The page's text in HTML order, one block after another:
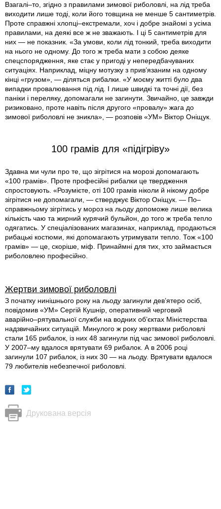
Взагалі–то, згідно з правилами зимової риболовлі, на лід треба
виходити лише тоді, коли його товщина не менше 5 сантиметрів.
Проте справжні хлопці–екстремали, хоч і добре знайомі з усіма
правилами, на деякі все ж не зважають. І ці 5 сантиметрів для
них — не показник. «За умови, коли лід тонкий, треба виходити
на нього не одному. До того ж треба мати з собою деяке
спецспорядження, яке стає у пригоді у непередбачуваних
ситуаціях. Наприклад, міцну мотузку з прив’язаним на одному
кінці «грузом», — діляться рибалки. «У моєму житті було два
випадки провалювання під лід. І лише швидкі та точні дії, без
паніки і переляку, допомагали не загинути. Звичайно, це завжди
ризиковано, проте навіть після другого «провалу» жага до
зимової риболовлі не зникла», — розповів «УМ» Віктор Оніщук.
100 грамів для «підігріву»
Здавна ми чули про те, що зігрітися на морозі допомагають
«100 грамів». Проте професійні рибалки це твердження
спростовують. «Розумієте, оті 100 грамів ніколи й нікому добре
зігрітися не допомагали, — стверджує Віктор Оніщук. — По–
справжньому зігрітись у мороз на льоду допоможе лише велика
кількість чаю та жирний курячий бульйон, до того ж треба тепло
одягатись. У спеціалізованих магазинах, наприклад, продаються
рибацькі костюми, які допомагають утримувати тепло. Тож «100
грамів» — це, скоріше, міф. Принаймні для тих, хто займається
риболовлею професійно.
Жертви зимової риболовлі
З початку нинішнього року на льоду загинули дев’ятеро осіб,
повідомив «УМ» Сергій Кушнір, оперативний черговий
аварійно–рятувальної служби на водних об’єктах Міністерства
надзвичайних ситуацій. Минулого ж року жертвами риболовлі
стали 165 рибалок, із них 48 загинули під час зимової риболовлі.
У 2007–му вдалося врятувати 69 рибалок. А в 2006 році
загинули 107 рибалок, із них 30 — на льоду. Врятувати вдалося
79 любителів небезпечної риболовлі.
Друкована версія